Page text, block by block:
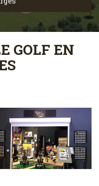
GOLF EN